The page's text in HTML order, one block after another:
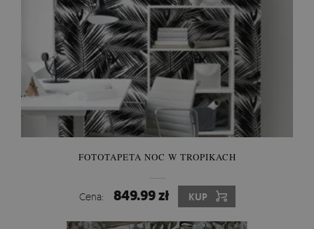
FOTOTAPETA NOC W TROPIKACH
Cena: 849.99 zł KUP